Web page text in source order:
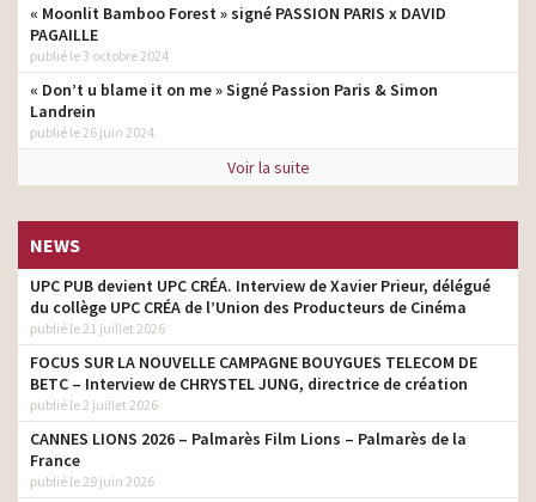
« Moonlit Bamboo Forest » signé PASSION PARIS x DAVID
PAGAILLE
publié le 3 octobre 2024
« Don’t u blame it on me » Signé Passion Paris & Simon
Landrein
publié le 26 juin 2024
Voir la suite
NEWS
UPC PUB devient UPC CRÉA. Interview de Xavier Prieur, délégué
du collège UPC CRÉA de l’Union des Producteurs de Cinéma
publié le 21 juillet 2026
FOCUS SUR LA NOUVELLE CAMPAGNE BOUYGUES TELECOM DE
BETC – Interview de CHRYSTEL JUNG, directrice de création
publié le 2 juillet 2026
CANNES LIONS 2026 – Palmarès Film Lions – Palmarès de la
France
publié le 29 juin 2026